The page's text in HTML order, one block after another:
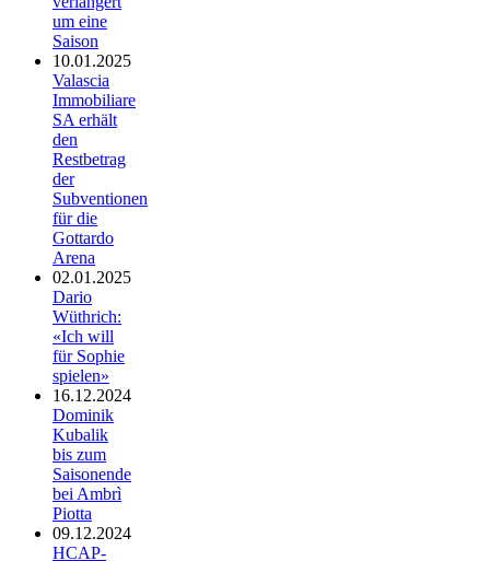
um eine
Saison
10.01.2025
Valascia
Immobiliare
SA erhält
den
Restbetrag
der
Subventionen
für die
Gottardo
Arena
02.01.2025
Dario
Wüthrich:
«Ich will
für Sophie
spielen»
16.12.2024
Dominik
Kubalik
bis zum
Saisonende
bei Ambrì
Piotta
09.12.2024
HCAP-